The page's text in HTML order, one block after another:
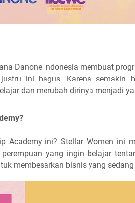
Danone Indonesia membuat
ini bagus. Karena semakin
dan merubah dirinya menjadi
Academy ini? Stellar Women ini
yang ingin belajar
membesarkan bisnis yang sedang